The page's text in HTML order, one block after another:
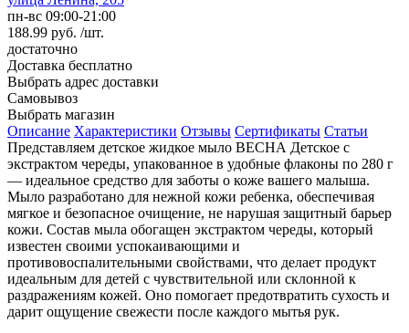
пн-вс 09:00-21:00
188.99 руб. /шт.
достаточно
Доставка бесплатно
Выбрать адрес доставки
Самовывоз
Выбрать магазин
Описание Характеристики Отзывы Сертификаты Статьи
Представляем детское жидкое мыло ВЕСНА Детское с
экстрактом череды, упакованное в удобные флаконы по 280 г
— идеальное средство для заботы о коже вашего малыша.
Мыло разработано для нежной кожи ребенка, обеспечивая
мягкое и безопасное очищение, не нарушая защитный барьер
кожи. Состав мыла обогащен экстрактом череды, который
известен своими успокаивающими и
противовоспалительными свойствами, что делает продукт
идеальным для детей с чувствительной или склонной к
раздражениям кожей. Оно помогает предотвратить сухость и
дарит ощущение свежести после каждого мытья рук.